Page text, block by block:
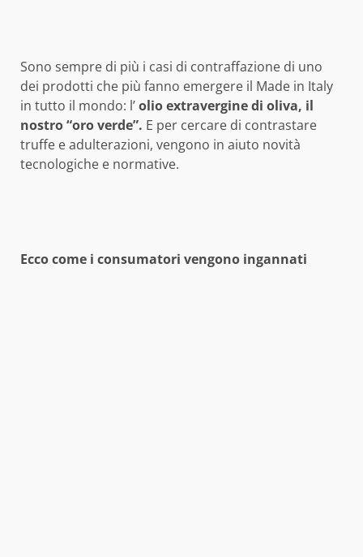
Sono sempre di più i casi di contraffazione di uno
dei prodotti che più fanno emergere il Made in Italy
in tutto il mondo: l’olio extravergine di oliva, il
nostro “oro verde”. E per cercare di contrastare
truffe e adulterazioni, vengono in aiuto novità
tecnologiche e normative.
Ecco come i consumatori vengono ingannati